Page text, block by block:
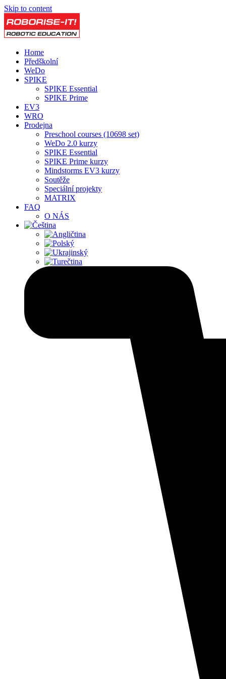
Skip to content
Home
Předškolní
WeDo
SPIKE
SPIKE Essential
SPIKE Prime
EV3
WRO
Prodejna
Preschool courses (10698 set)
WeDo 2.0 kurzy
SPIKE Essential
SPIKE Prime kurzy
Mindstorms EV3 kurzy
Soutěže
Speciální projekty
MATRIX
FAQ
O NÁS